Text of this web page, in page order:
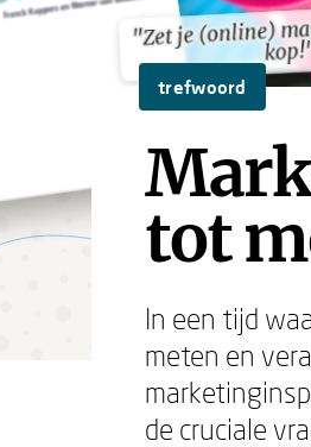
"Zet je (online)
"Zet je (online)
trefwoord
tot
In een tijd
meten en
de cruciale